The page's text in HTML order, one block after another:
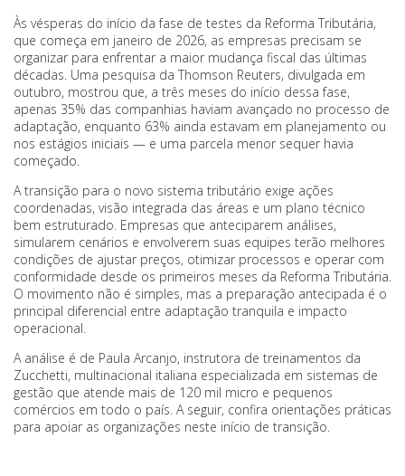
Às vésperas do início da fase de testes da Reforma Tributária,
que começa em janeiro de 2026, as empresas precisam se
organizar para enfrentar a maior mudança fiscal das últimas
décadas. Uma pesquisa da Thomson Reuters, divulgada em
outubro, mostrou que, a três meses do início dessa fase,
apenas 35% das companhias haviam avançado no processo de
adaptação, enquanto 63% ainda estavam em planejamento ou
nos estágios iniciais — e uma parcela menor sequer havia
começado.
A transição para o novo sistema tributário exige ações
coordenadas, visão integrada das áreas e um plano técnico
bem estruturado. Empresas que anteciparem análises,
simularem cenários e envolverem suas equipes terão melhores
condições de ajustar preços, otimizar processos e operar com
conformidade desde os primeiros meses da Reforma Tributária.
O movimento não é simples, mas a preparação antecipada é o
principal diferencial entre adaptação tranquila e impacto
operacional.
A análise é de Paula Arcanjo, instrutora de treinamentos da
Zucchetti, multinacional italiana especializada em sistemas de
gestão que atende mais de 120 mil micro e pequenos
comércios em todo o país. A seguir, confira orientações práticas
para apoiar as organizações neste início de transição.